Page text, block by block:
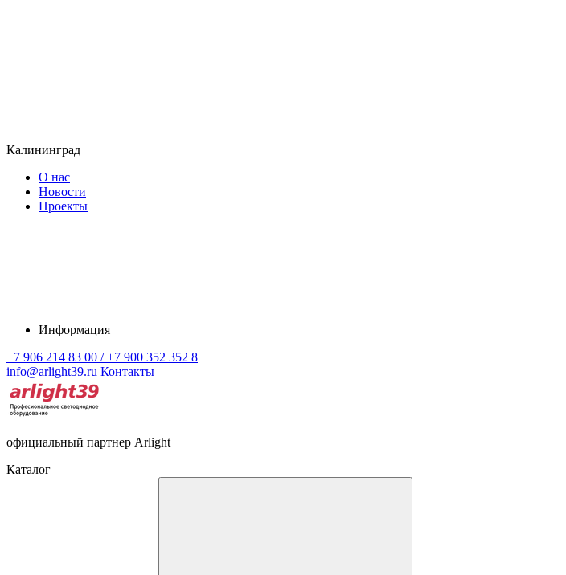
Калининград
О нас
Новости
Проекты
Информация
+7 906 214 83 00 / +7 900 352 352 8
info@arlight39.ru Контакты
официальный партнер Arlight
Каталог